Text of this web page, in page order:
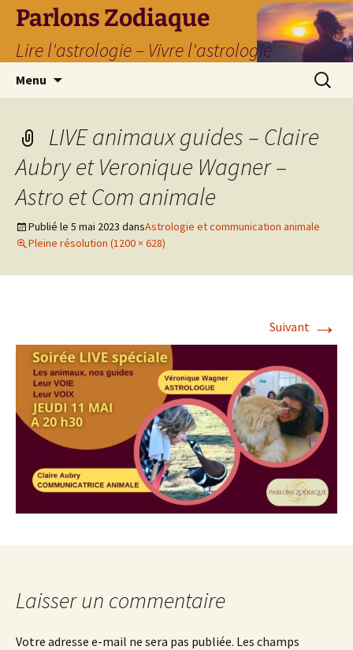
Parlons Zodiaque
Lire l'astrologie – Vivre l'astrologie
Menu
LIVE animaux guides – Claire
Aubry et Veronique Wagner –
Astro et Com animale
Publié le 5 mai 2023 dansAstrologie et communication animale
Pleine résolution (1200 × 628)
Suivant →
Laisser un commentaire
Votre adresse e-mail ne sera pas publiée. Les champs